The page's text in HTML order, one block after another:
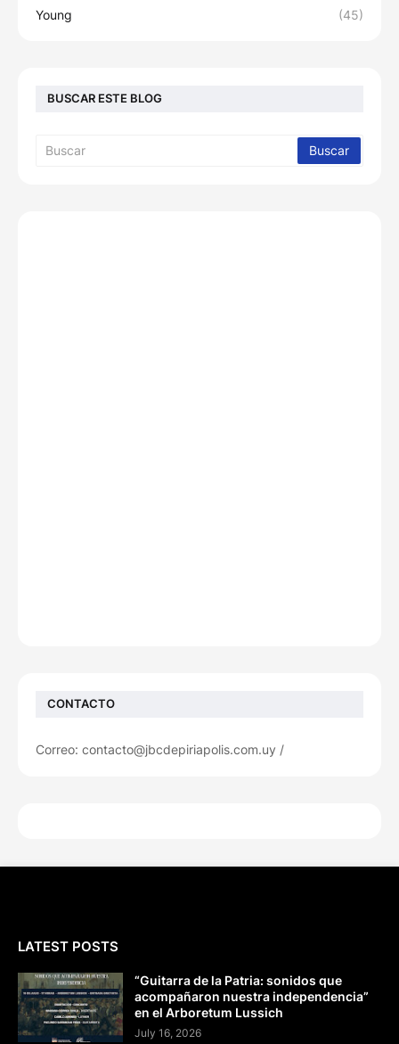
Young (45)
BUSCAR ESTE BLOG
CONTACTO
Correo: contacto@jbcdepiriapolis.com.uy /
LATEST POSTS
“Guitarra de la Patria: sonidos que
acompañaron nuestra independencia”
en el Arboretum Lussich
July 16, 2026